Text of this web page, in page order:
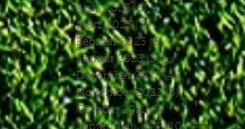
April 2023 (8)8 Beiträge
März 2023 (7)7 Beiträge
Februar 2023 (6)6 Beiträge
Januar 2023 (3)3 Beiträge
Dezember 2022 (4)4 Beiträge
November 2022 (5)5 Beiträge
Oktober 2022 (5) 5 Beiträge